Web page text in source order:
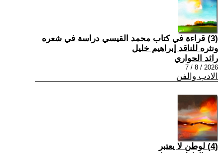
(3) قراءة في كتاب محمد القيسي دراسة في شعره
ونثره للناقد إبراهيم خليل
رائد الحواري
2026 / 8 / 7
الادب والفن
(4) لوطن لا يعتبر